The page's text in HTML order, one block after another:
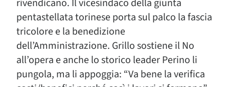
rivendicano. Il vicesindaco della giunta
pentastellata torinese porta sul palco la fascia
tricolore e la benedizione
dell’Amministrazione. Grillo sostiene il No
all’opera e anche lo storico leader Perino li
pungola, ma li appoggia: “Va bene la verifica